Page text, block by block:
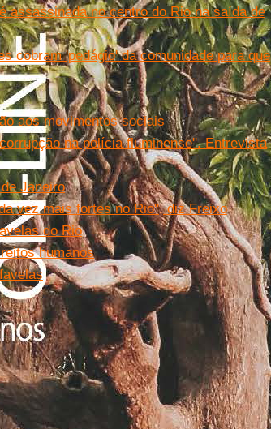
assassinada no centro do Rio na saída de
cobram 'pedágio' da comunidade para que
aos movimentos sociais
na polícia fluminense''. Entrevista
Janeiro
vez mais fortes no Rio", diz Freixo
do Rio
humanos